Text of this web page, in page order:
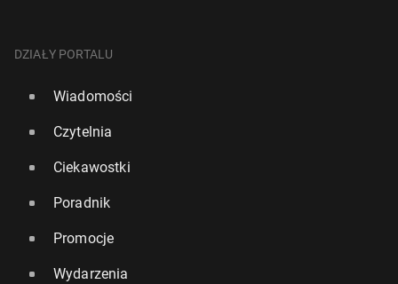
DZIAŁY PORTALU
Wiadomości
Czytelnia
Ciekawostki
Poradnik
Promocje
Wydarzenia